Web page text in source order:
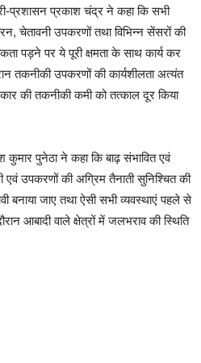
प्रशासन प्रकाश चंद्र ने कहा कि सभी
चेतावनी उपकरणों तथा विभिन्न सेंसरों की
पड़ने पर ये पूरी क्षमता के साथ कार्य कर
तकनीकी उपकरणों की कार्यशीलता अत्यंत
की तकनीकी कमी को तत्काल दूर किया
कुमार पुनेठा ने कहा कि बाढ़ संभावित एवं
उपकरणों की अग्रिम तैनाती सुनिश्चित की
बनाया जाए तथा ऐसी सभी व्यवस्थाएं पहले से
आबादी वाले क्षेत्रों में जलभराव की स्थिति